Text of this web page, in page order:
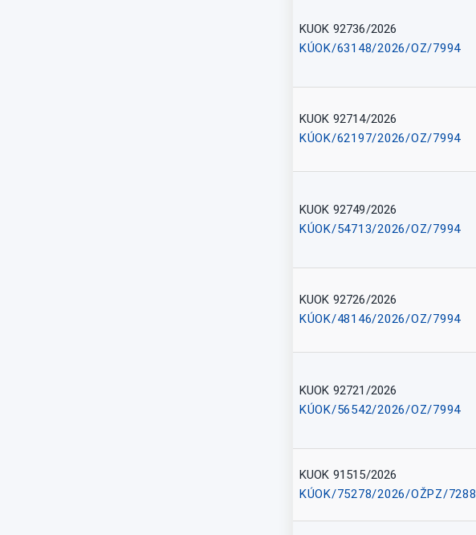
KUOK 92736/2026
KÚOK/63148/2026/OZ/7994
KUOK 92714/2026
KÚOK/62197/2026/OZ/7994
KUOK 92749/2026
KÚOK/54713/2026/OZ/7994
KUOK 92726/2026
KÚOK/48146/2026/OZ/7994
KUOK 92721/2026
KÚOK/56542/2026/OZ/7994
KUOK 91515/2026
KÚOK/75278/2026/OŽPZ/7288